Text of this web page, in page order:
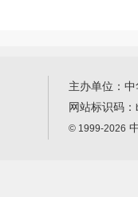
主办单位：
网站标识码：
© 1999-2026